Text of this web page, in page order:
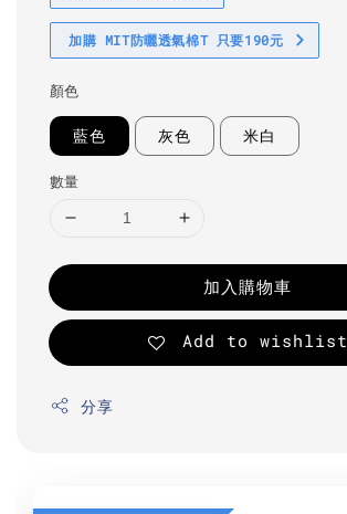
加購 MIT防曬透氣棉T 只要190元
顏色
藍色 灰色 米白
數量
加入購物車
Add to wishlist
分享